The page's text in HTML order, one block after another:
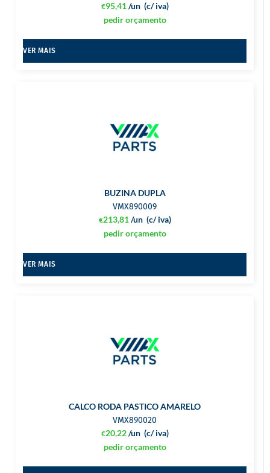
€95,41 (c/ iva)
/un
pedir orçamento
VER MAIS
BUZINA DUPLA
VMX890009
€213,81 (c/ iva)
/un
pedir orçamento
VER MAIS
CALCO RODA PASTICO AMARELO
VMX890020
€20,22 (c/ iva)
/un
pedir orçamento